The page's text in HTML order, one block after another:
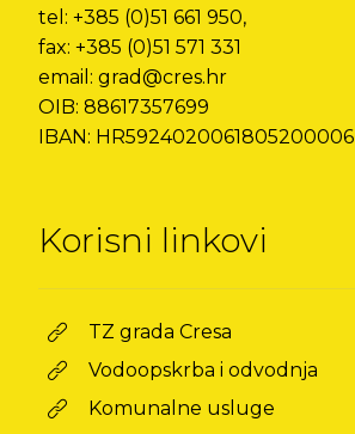
tel: +385 (0)51 661 950,
fax: +385 (0)51 571 331
email: grad@cres.hr
OIB: 88617357699
IBAN: HR5924020061805200006
Korisni linkovi
TZ grada Cresa
Vodoopskrba i odvodnja
Komunalne usluge